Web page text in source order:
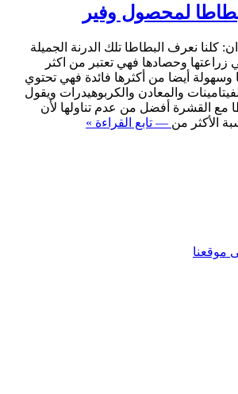
لمحصول وفير
كلنا نعرف البطاطا تلك الدرنة الجميلة
زراعتها وحصادها فهي تعتبر من اكثر
أيضا من أكثرها فائدة فهي تحتوي
والمعادن والكربوهيدرات ويقول
مع القشرة أفضل من عدم تناولها لأن
الأكثر من — تابع القراءة »
موقعنا